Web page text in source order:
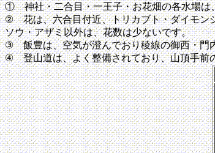
① 神社・二合目・一王子・お花畑の各水場は
② 花は、六合目付近、トリカブト・ダイモン
ソウ・アザミ以外は、花数は少ないです。
③ 飯豊は、空気が澄んでおり稜線の御西・門
④ 登山道は、よく整備されており、山頂手前